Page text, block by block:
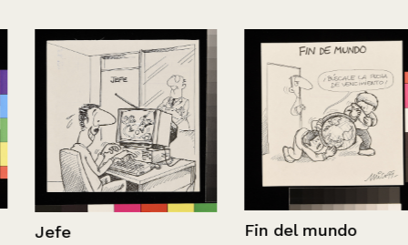
Jefe Fin del mundo